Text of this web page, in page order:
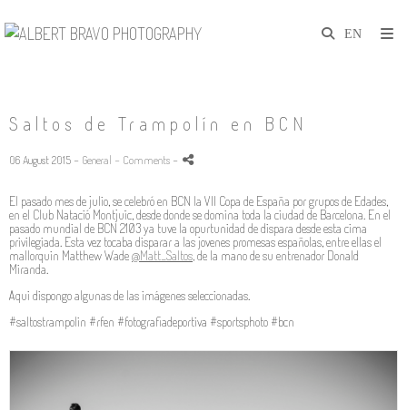
Saltos de Trampolín en BCN
06 August 2015 - General - Comments -
El pasado mes de julio, se celebró en BCN la VII Copa de España por grupos de Edades,
en el Club Natació Montjuïc, desde donde se domina toda la ciudad de Barcelona. En el
pasado mundial de BCN 2103 ya tuve la opurtunidad de dispara desde esta cima
privilegiada. Esta vez tocaba disparar a las jovenes promesas españolas, entre ellas el
mallorquin Matthew Wade@Matt_Saltos de la mano de su entrenador Donald
Miranda.
Aqui dispongo algunas de las imágenes seleccionadas.
#saltostrampolin #rfen #fotografiadeportiva #sportsphoto #bcn